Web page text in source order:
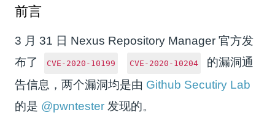
前言
3 月 31 日 Nexus Repository Manager 官方发
布了
CVE-2020-10199 CVE-2020-10204
的漏洞通
告信息，两个漏洞均是由 Github Secutiry Lab
的是 @pwntester 发现的。